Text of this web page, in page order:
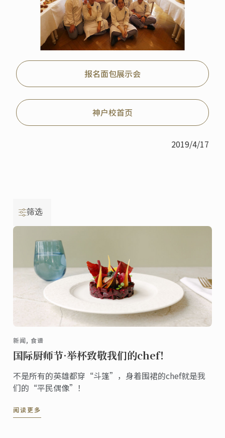
报名面包展示会
神户校首页
2019/4/17
筛选
新闻, 食谱
国际厨师节·举杯致敬我们的chef！
不是所有的英雄都穿“斗篷”，身着围裙的chef就是我
们的“平民偶像”！
阅读更多